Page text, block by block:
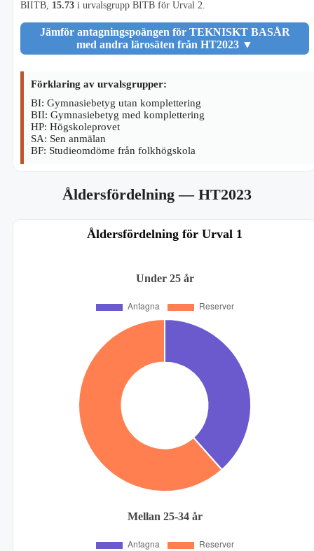
BIITB, 15.73 i urvalsgrupp BITB för Urval 2.
Jämför antagningspoängen för TEKNISKT BASÅR
med andra lärosäten från HT2023 ▼
Förklaring av urvalsgrupper:
BI: Gymnasiebetyg utan komplettering
BII: Gymnasiebetyg med komplettering
HP: Högskoleprovet
SA: Sen anmälan
BF: Studieomdöme från folkhögskola
Åldersfördelning— HT2023
Åldersfördelning för Urval 1
Under 25 år
Mellan 25-34 år